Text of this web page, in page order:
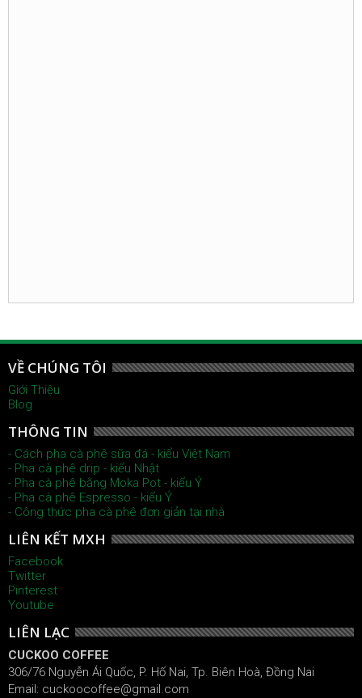
VỀ CHÚNG TÔI
Giới Thiệu
Blog
THÔNG TIN
- Cách pha cà phê sữa đá - kiểu Việt Nam
- Pha cà phê drip - kiểu Nhật
- Pha cà phê bằng Moka Pot - kiểu Ý
- Pha cà phê Espresso - kiểu Ý
- Công thức pha cà phê đơn giản tại nhà
LIÊN KẾT MXH
Facebook
Twitter
Pinterest
Youtube
LIÊN LẠC
CUCKOO COFFEE
306/76 Nguyễn Ái Quốc, P. Hố Nai, Tp. Biên Hoà, Đồng Nai
Email: cuckoocoffee@gmail.com